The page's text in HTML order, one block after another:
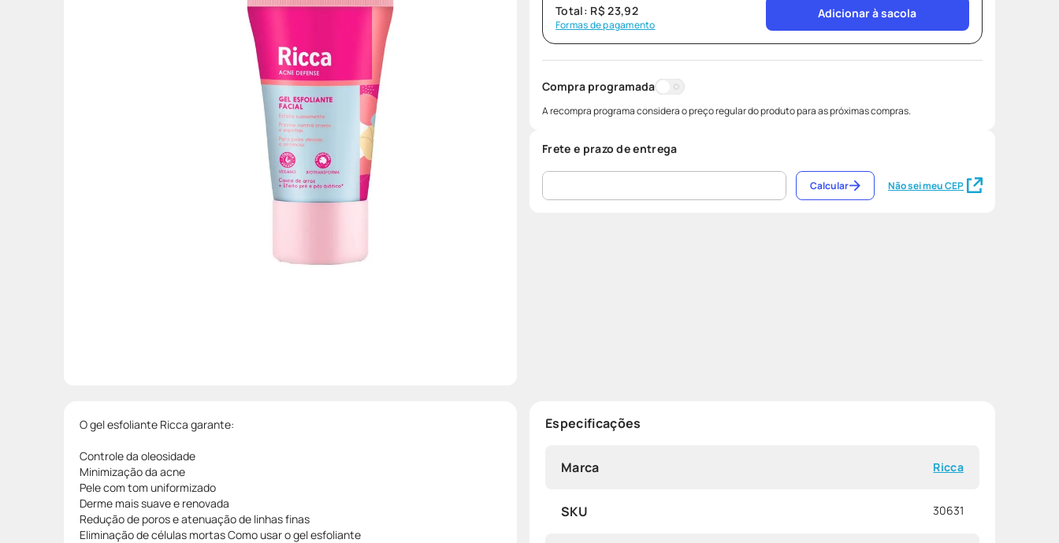
Total: R$ 23,92
Formas de pagamento
Adicionar à sacola
Compra programada
A recompra programa considera o preço regular do produto para as próximas compras.
Frete e prazo de entrega
Não sei meu CEP
Calcular
O gel esfoliante Ricca garante:
Controle da oleosidade
Minimização da acne
Pele com tom uniformizado
Derme mais suave e renovada
Redução de poros e atenuação de linhas finas
Eliminação de células mortas Como usar o gel esfoliante
Especificações
Marca Ricca
SKU 30631